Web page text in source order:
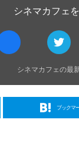
シネマカフェ
シネマカフェの最
ブックマ